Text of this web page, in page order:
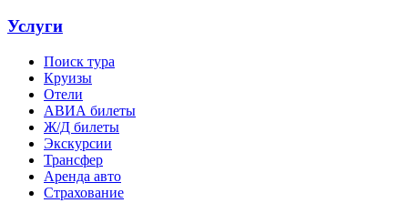
Услуги
Поиск тура
Круизы
Отели
АВИА билеты
Ж/Д билеты
Экскурсии
Трансфер
Аренда авто
Страхование